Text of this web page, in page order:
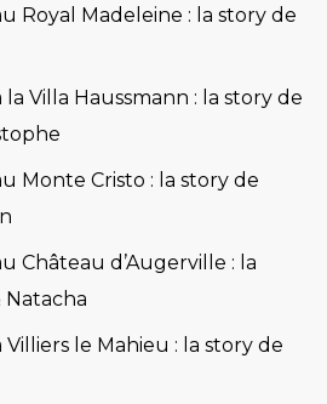
Royal Madeleine : la story de
Villa Haussmann : la story de
Monte Cristo : la story de
Château d’Augerville : la
Natacha
Villiers le Mahieu : la story de